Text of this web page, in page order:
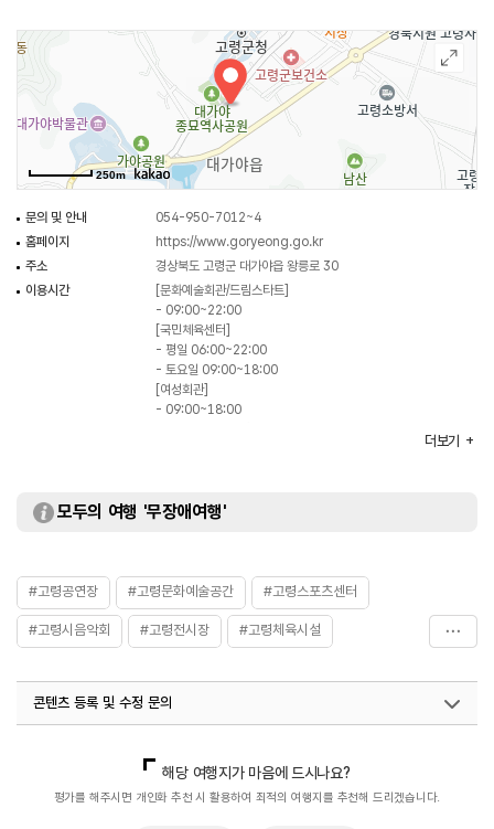
250m
문의 및 안내
054-950-7012~4
홈페이지
https://www.goryeong.go.kr
주소
경상북도 고령군 대가야읍 왕릉로 30
이용시간
[문화예술회관/드림스타트]
- 09:00~22:00
[국민체육센터]
- 평일 06:00~22:00
- 토요일 09:00~18:00
[여성회관]
- 09:00~18:00
매주 일요일 / 설·추석 연휴
이용요금
공연/시설 별로 상이함
주요시설
대공연장 / 소공연장 / 수영장 등
화장실
있음
더보기
모두의 여행 '무장애여행'
#고령공연장 #고령문화예술공간 #고령스포츠센터
#고령시음악회 #고령전시장 #고령체육시설
콘텐츠 등록 및 수정 문의
해당 여행지가 마음에 드시나요?
평가를 해주시면 개인화 추천 시 활용하여 최적의 여행지를 추천해 드리겠습니다.